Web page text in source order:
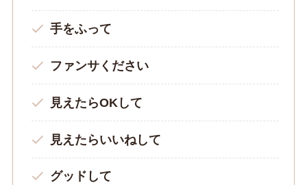
手をふって
ファンサください
見えたらOKして
見えたらいいねして
グッドして